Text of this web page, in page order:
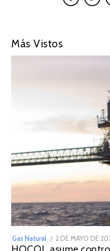
Más Vistos
Gas Natural
POSTED
ON
2 DE MAYO DE